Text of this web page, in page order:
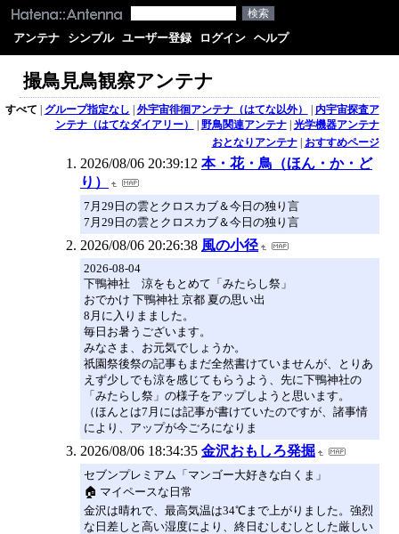
アンテナ シンプル ユーザー登録 ログイン ヘルプ
撮鳥見鳥観察アンテナ
すべて | グループ指定なし | 外宇宙徘徊アンテナ（はてな以外） | 内宇宙探査ア
ンテナ（はてなダイアリー）
| 野鳥関連アンテナ| 光学機器アンテナ
おとなりアンテナ| おすすめページ
2026/08/06 20:39:12 本・花・鳥（ほん・か・ど
り）
7月29日の雲とクロスカブ＆今日の独り言
7月29日の雲とクロスカブ＆今日の独り言
2026/08/06 20:26:38 風の小径
2026-08-04
下鴨神社 涼をもとめて「みたらし祭」
おでかけ 下鴨神社 京都 夏の思い出
8月に入りまました。
毎日お暑うございます。
みなさま、お元気でしょうか。
祇園祭後祭の記事もまだ全然書けていませんが、とりあ
えず少しでも涼を感じてもらうよう、先に下鴨神社の
「みたらし祭」の様子をアップしようと思います。
（ほんとは7月には記事が書けていたのですが、諸事情
により、アップが今ごろになりま
2026/08/06 18:34:35 金沢おもしろ発掘
セブンプレミアム「マンゴー大好きな白くま」
🏠 マイペースな日常
金沢は晴れで、最高気温は34℃まで上がりました。強烈
な日差しと高い湿度により、終日むしむしとした厳しい